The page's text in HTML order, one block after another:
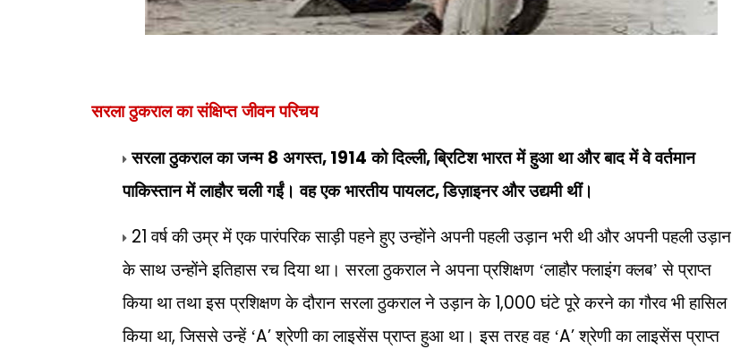
सरला ठुकराल का संक्षिप्त जीवन परिचय
सरला ठुकराल का जन्म 8 अगस्त, 1914 को दिल्ली,ब्रिटिश भारत में हुआ था और बाद में वे वर्तमान
पाकिस्तान में लाहौर चली गईं। वह एक भारतीय पायलट,डिज़ाइनर और उद्यमी थीं।
21 वर्ष की उम्र में एक पारंपरिक साड़ी पहने हुए उन्होंने अपनी पहली उड़ान भरी थी और अपनी पहली उड़ान
के साथ उन्होंने इतिहास रच दिया था। सरला ठुकराल ने अपना प्रशिक्षण ‘लाहौर फ्लाइंग क्लब’ से प्राप्त
किया था तथा इस प्रशिक्षण के दौरान सरला ठुकराल ने उड़ान के 1,000 घंटे पूरे करने का गौरव भी हासिल
किया था,जिससे उन्हें ‘A’श्रेणी का लाइसेंस प्राप्त हुआ था। इस तरह वह ‘A’श्रेणी का लाइसेंस प्राप्त